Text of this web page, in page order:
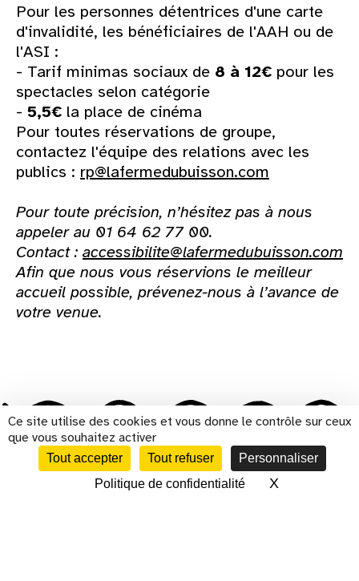
Ce site utilise des cookies et vous donne le contrôle sur ceux
que vous souhaitez activer
Tout accepter Tout refuser
Personnaliser
Politique de confidentialité
XMasquer le
CALENDRIER
Pour les personnes détentrices d'une carte
d'invalidité, les bénéficiaires de l'AAH ou de
l'ASI :
- Tarif minimas sociaux de 8 à 12€ pour les
spectacles selon catégorie
- 5,5€ la place de cinéma
Pour toutes réservations de groupe,
contactez l'équipe des relations avec les
publics : rp@lafermedubuisson.com
Pour toute précision, n’hésitez pas à nous
appeler au 01 64 62 77 00.
Contact : accessibilite@lafermedubuisson.com
Afin que nous vous réservions le meilleur
accueil possible, prévenez-nous à l’avance de
votre venue.
s'inscrire à la newsletter